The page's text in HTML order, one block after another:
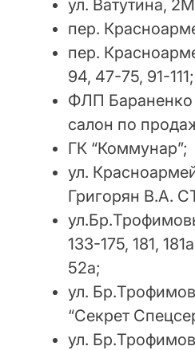
ул. Ватутина,
пер.
пер.
94, 47-75, 91-
ФЛП Бараненко
салон по
ГК “Коммунар”;
ул.
Григорян В.А.
133-175, 181,
52а;
ул.
“Секрет
ул.